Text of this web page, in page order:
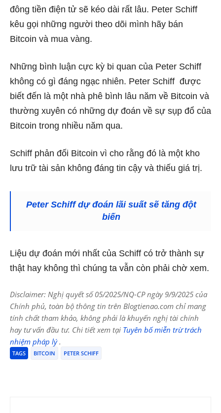
đông tiền điện tử sẽ kéo dài rất lâu. Peter Schiff
kêu gọi những người theo dõi mình hãy bán
Bitcoin và mua vàng.
Những bình luận cực kỳ bi quan của Peter Schiff
không có gì đáng ngạc nhiên. Peter Schiff được
biết đến là một nhà phê bình lâu năm về Bitcoin và
thường xuyên có những dự đoán về sự sụp đổ của
Bitcoin trong nhiều năm qua.
Schiff phản đối Bitcoin vì cho rằng đó là một kho
lưu trữ tài sản không đáng tin cậy và thiếu giá trị.
Peter Schiff dự đoán lãi suất sẽ tăng đột
biến
Liệu dự đoán mới nhất của Schiff có trở thành sự
thật hay không thì chúng ta vẫn còn phải chờ xem.
Disclaimer: Nghị quyết số 05/2025/NQ-CP ngày 9/9/2025 của
Chính phủ, toàn bộ thông tin trên Blogtienao.com chỉ mang
tính chất tham khảo, không phải là khuyến nghị tài chính
hay tư vấn đầu tư. Chi tiết xem tại Tuyên bố miễn trừ trách
nhiệm pháp lý.
TAGS BITCOIN PETER SCHIFF